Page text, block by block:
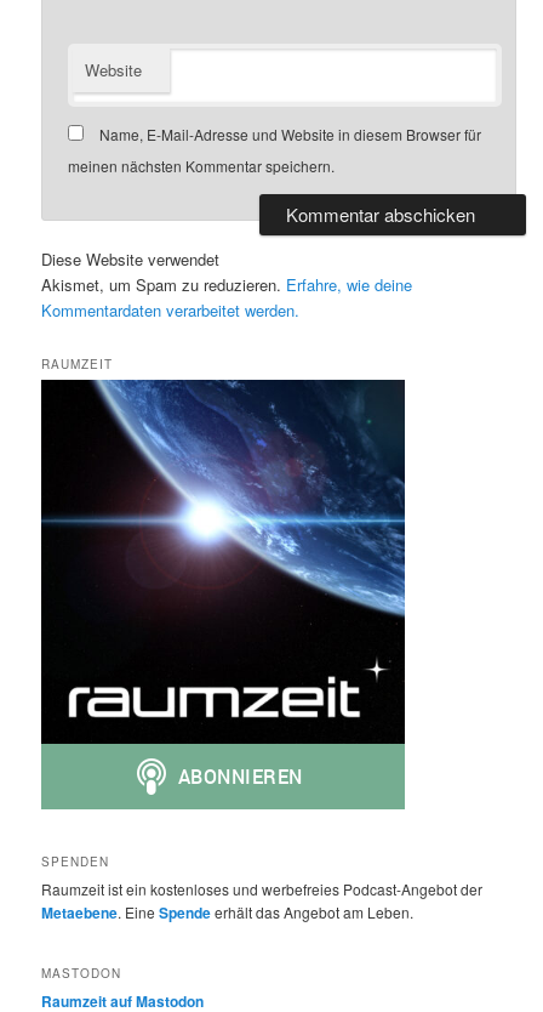
Website
Name, E-Mail-Adresse und Website in diesem Browser für
meinen nächsten Kommentar speichern.
Diese Website verwendet
Akismet, um Spam zu reduzieren. Erfahre, wie deine
Kommentardaten verarbeitet werden.
RAUMZEIT
SPENDEN
Raumzeit ist ein kostenloses und werbefreies Podcast-Angebot der
Metaebene. EineSpendeerhält das Angebot am Leben.
MASTODON
Raumzeit auf Mastodon